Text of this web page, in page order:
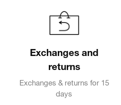
Exchanges and
returns
Exchanges & returns for 15
days